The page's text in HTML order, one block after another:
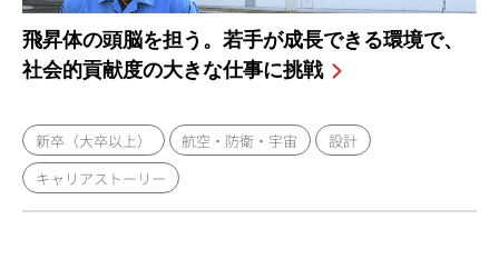
飛昇体の頭脳を担う。若手が成長できる環境で、
社会的貢献度の大きな仕事に挑戦
新卒（大卒以上） 航空・防衛・宇宙
設計
キャリアストーリー